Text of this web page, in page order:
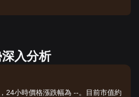
入分析
24小時價格漲跌幅為 --。目前市值約